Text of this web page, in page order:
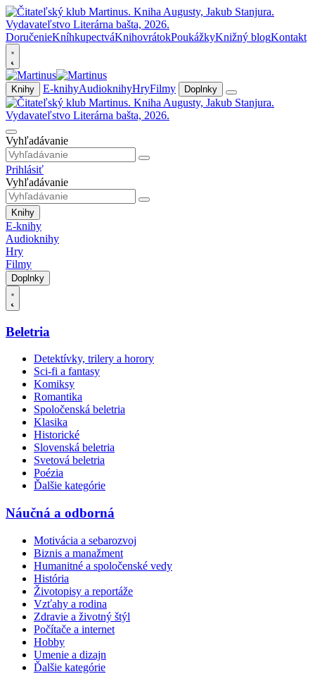
DoručenieKníhkupectváKnihovrátokPoukážkyKnižný blogKontakt
Knihy E-knihyAudioknihyHryFilmy Doplnky
Vyhľadávanie
Prihlásiť
Vyhľadávanie
Knihy
E-knihy
Audioknihy
Hry
Filmy
Doplnky
Beletria
Detektívky, trilery a horory
Sci-fi a fantasy
Komiksy
Romantika
Spoločenská beletria
Klasika
Historické
Slovenská beletria
Svetová beletria
Poézia
Ďalšie kategórie
Náučná a odborná
Motivácia a sebarozvoj
Biznis a manažment
Humanitné a spoločenské vedy
História
Životopisy a reportáže
Vzťahy a rodina
Zdravie a životný štýl
Počítače a internet
Hobby
Umenie a dizajn
Ďalšie kategórie